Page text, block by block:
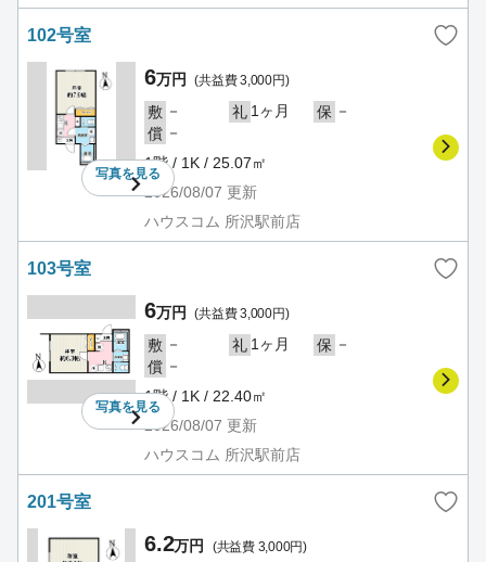
102号室
写真を見る
6万円 (共益費 3,000円)
敷 － 礼 1ヶ月 保 －
償 －
1階 / 1K / 25.07㎡
2026/08/07 更新
ハウスコム 所沢駅前店
103号室
写真を見る
6万円 (共益費 3,000円)
敷 － 礼 1ヶ月 保 －
償 －
1階 / 1K / 22.40㎡
2026/08/07 更新
ハウスコム 所沢駅前店
201号室
6.2万円 (共益費 3,000円)